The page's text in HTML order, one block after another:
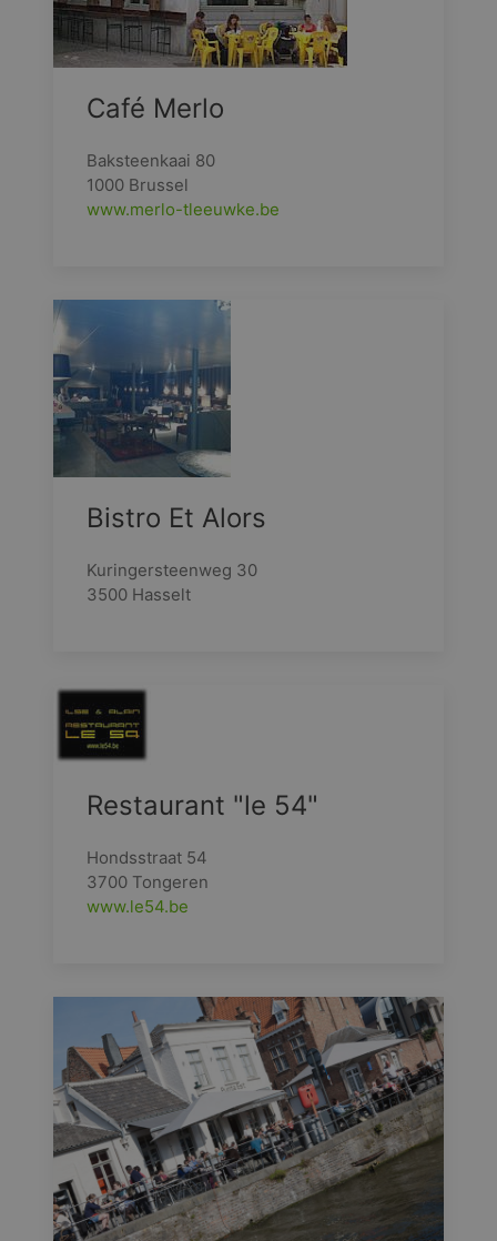
Café Merlo
Baksteenkaai 80
1000 Brussel
www.merlo-tleeuwke.be
Bistro Et Alors
Kuringersteenweg 30
3500 Hasselt
Restaurant "le 54"
Hondsstraat 54
3700 Tongeren
www.le54.be